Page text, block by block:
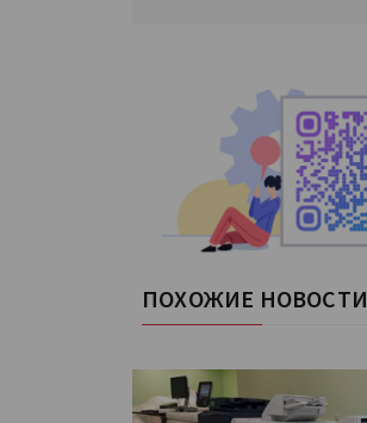
ПОХОЖИЕ НОВОСТИ